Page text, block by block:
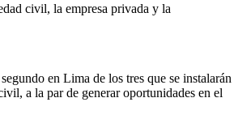
civil, la empresa privada y la
en Lima de los tres que se instalarán
a la par de generar oportunidades en el